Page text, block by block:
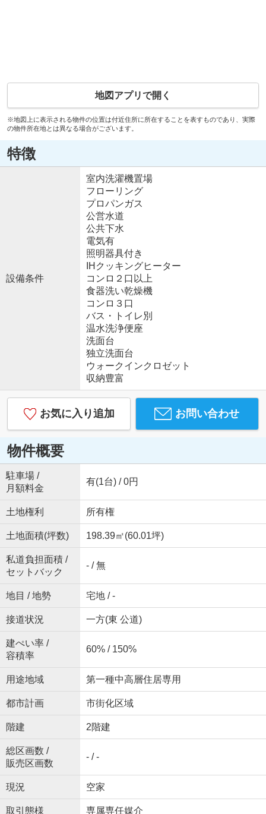
地図アプリで開く
※地図上に表示される物件の位置は付近住所に所在することを表すものであり、実際
の物件所在地とは異なる場合がございます。
特徴
設備条件
室内洗濯機置場
フローリング
プロパンガス
公営水道
公共下水
電気有
照明器具付き
IHクッキングヒーター
コンロ２口以上
食器洗い乾燥機
コンロ３口
バス・トイレ別
温水洗浄便座
洗面台
独立洗面台
ウォークインクロゼット
収納豊富
お気に入り追加 お問い合わせ
物件概要
駐車場 /
月額料金
有(1台) / 0円
土地権利 所有権
土地面積(坪数) 198.39㎡(60.01坪)
私道負担面積 /
セットバック
- / 無
地目 / 地勢 宅地 / -
接道状況 一方(東 公道)
建ぺい率 /
容積率
60% / 150%
用途地域 第一種中高層住居専用
都市計画 市街化区域
階建 2階建
総区画数 /
販売区画数
- / -
現況 空家
取引態様 専属専任媒介